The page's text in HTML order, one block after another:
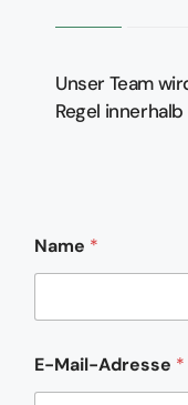
Unser Team
Regel
Name *
E-Mail-Adresse *